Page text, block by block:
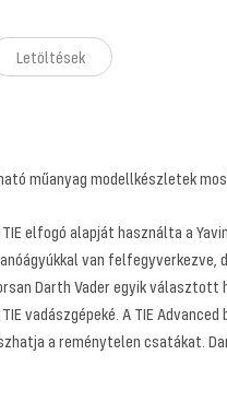
Letöltések
műanyag modellkészletek
elfogó alapját használta a
van
Darth Vader egyik
vadászgépeké. A TIE
a reménytelen csatákat.